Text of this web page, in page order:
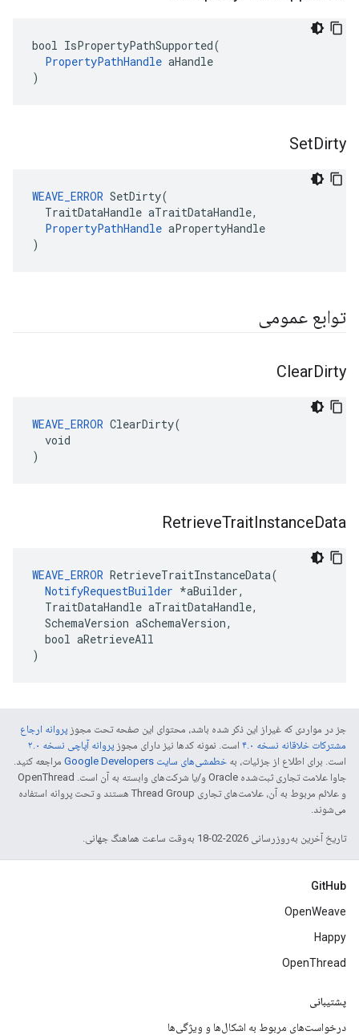
bool IsPropertyPathSupported(
PropertyPathHandle aHandle
)
SetDirty
WEAVE_ERROR SetDirty(
  TraitDataHandle aTraitDataHandle,
PropertyPathHandle aPropertyHandle
)
توابع عمومی
ClearDirty
WEAVE_ERROR ClearDirty(
  void
)
RetrieveTraitInstanceData
WEAVE_ERROR RetrieveTraitInstanceData(
NotifyRequestBuilder *aBuilder,
  TraitDataHandle aTraitDataHandle,
  SchemaVersion aSchemaVersion,
  bool aRetrieveAll
)
جز در مواردی که غیراز این ذکر شده باشد، محتوای این صفحه تحت مجوز پروانه ارجاع
مشترکات خلاقانه نسخه ۴.۰
است. نمونه کدها نیز دارای مجوز پروانه آپاچی نسخه ۲.۰
است. برای اطلاع از جزئیات، به خطمشی‌های سایت Google Developers‏
مراجعه کنید.
جاوا علامت تجاری ثبت‌شده Oracle و/یا شرکت‌های وابسته به آن است. ‫OpenThread
و علائم مربوط به آن، علامت‌های تجاری Thread Group هستند و تحت پروانه استفاده
می‌شوند.
تاریخ آخرین به‌روزرسانی 2026-02-18 به‌وقت ساعت هماهنگ جهانی.
GitHub
OpenWeave
Happy
OpenThread
پشتیبانی
درخواست‌های مربوط به اشکال‌ها و ویژگی‌ها